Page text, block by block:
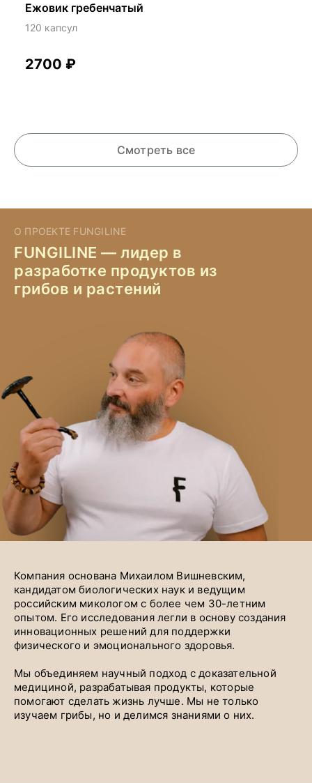
Ежовик гребенчатый
120 капсул
2700 ₽
Смотреть все
О ПРОЕКТЕ FUNGILINE
FUNGILINE — лидер в
разработке продуктов из
грибов и растений
Компания основана Михаилом Вишневским,
кандидатом биологических наук и ведущим
российским микологом с более чем 30-летним
опытом. Его исследования легли в основу создания
инновационных решений для поддержки
физического и эмоционального здоровья.
Мы объединяем научный подход с доказательной
медициной, разрабатывая продукты, которые
помогают сделать жизнь лучше. Мы не только
изучаем грибы, но и делимся знаниями о них.